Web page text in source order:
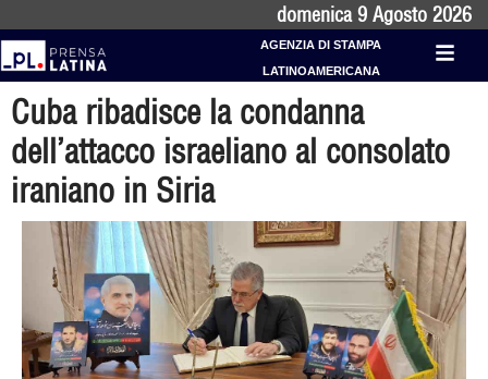
domenica 9 Agosto 2026
AGENZIA DI STAMPA
LATINOAMERICANA
Cuba ribadisce la condanna
dell’attacco israeliano al consolato
iraniano in Siria